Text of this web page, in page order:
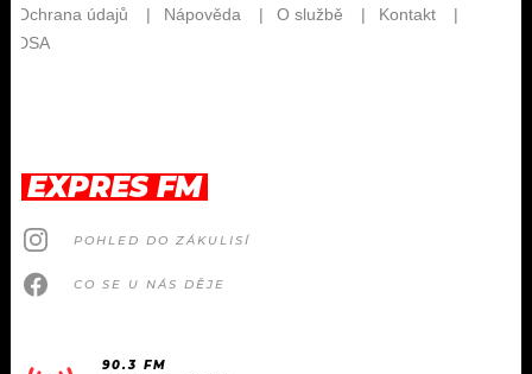
EXPRES FM
POHLED DO ZÁKULISÍ
CO SE U NÁS DĚJE
90.3 FM